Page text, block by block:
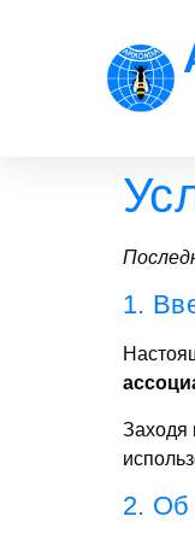
1.
Заходя
2. Об